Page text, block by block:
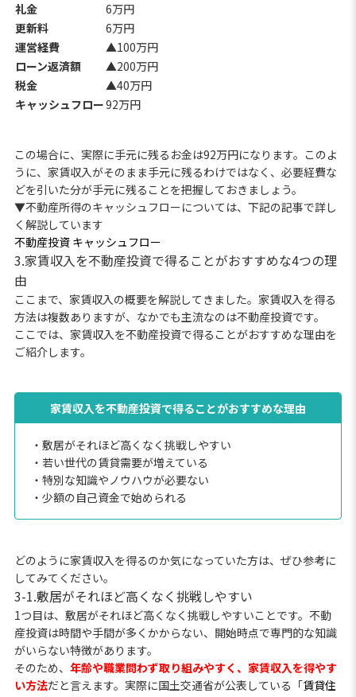
礼金
6万円
更新料
6万円
運営経費
▲100万円
ローン返済額
▲200万円
税金
▲40万円
キャッシュフロー92万円
この場合に、実際に手元に残るお金は92万円になります。このよ
うに、家賃収入がそのまま手元に残るわけではなく、必要経費な
どを引いた分が手元に残ることを把握しておきましょう。
▼不動産所得のキャッシュフローについては、下記の記事で詳し
く解説しています
不動産投資 キャッシュフロー
3.家賃収入を不動産投資で得ることがおすすめな4つの理
由
ここまで、家賃収入の概要を解説してきました。家賃収入を得る
方法は複数ありますが、なかでも主流なのは不動産投資です。
ここでは、家賃収入を不動産投資で得ることがおすすめな理由を
ご紹介します。
家賃収入を不動産投資で得ることがおすすめな理由
・敷居がそれほど高くなく挑戦しやすい
・若い世代の賃貸需要が増えている
・特別な知識やノウハウが必要ない
・少額の自己資金で始められる
どのように家賃収入を得るのか気になっていた方は、ぜひ参考に
してみてください。
3-1.敷居がそれほど高くなく挑戦しやすい
1つ目は、敷居がそれほど高くなく挑戦しやすいことです。不動
産投資は時間や手間が多くかからない、開始時点で専門的な知識
がいらない特徴があります。
そのため、 年齢や職業問わず取り組みやすく、家賃収入を得やす
い方法だと言えます。実際に国土交通省が公表している「賃貸住